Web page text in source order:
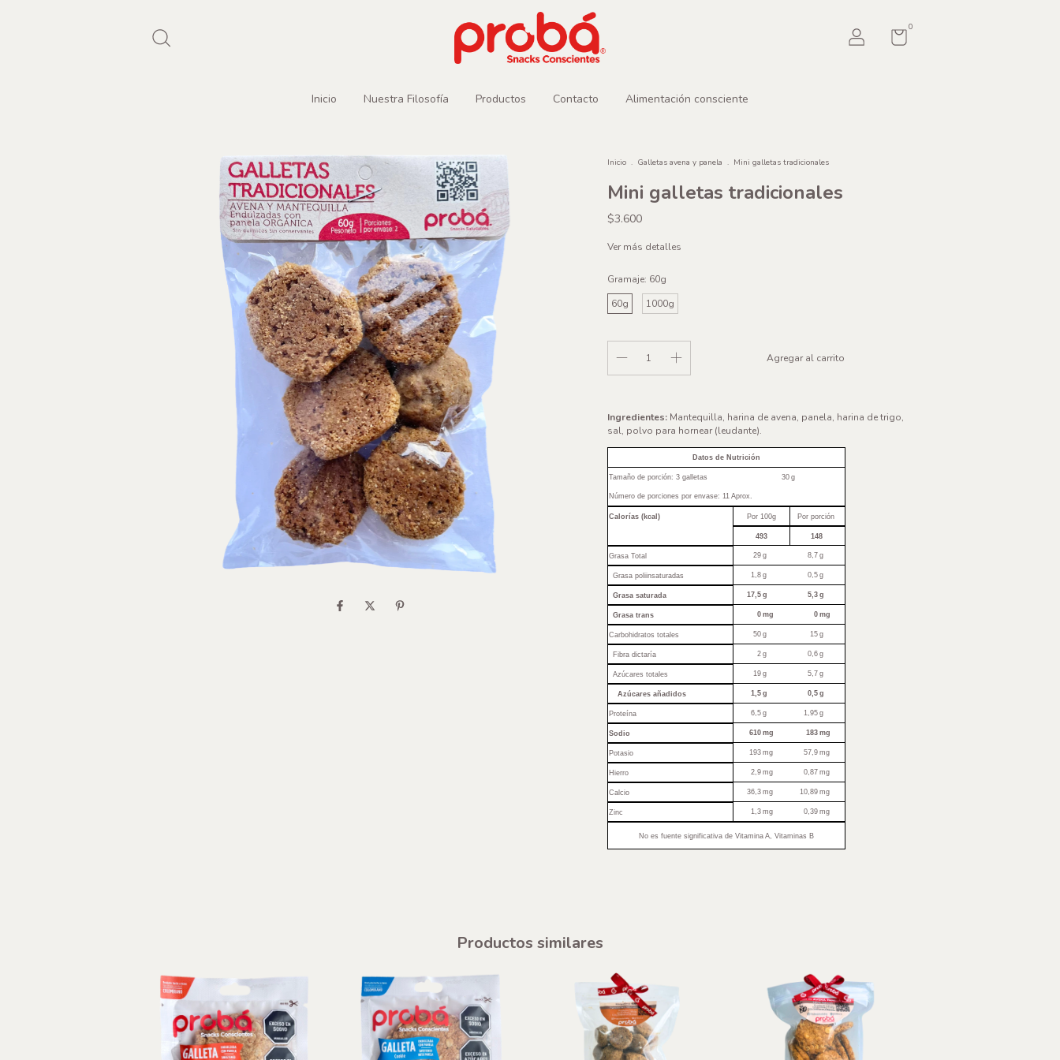
0
Inicio Nuestra Filosofía Productos Contacto Alimentación consciente
Inicio . Galletas avena y panela . Mini galletas tradicionales
Mini galletas tradicionales
$3.600
Ver más detalles
Gramaje: 60g
60g
1000g
Ingredientes: Mantequilla, harina de avena, panela, harina de trigo,
sal, polvo para hornear (leudante).
Datos de Nutrición
Tamaño de porción: 3 galletas 30 g
Número de porciones por envase: 11 Aprox.
Calorías (kcal) Por 100g Por porción
493 148
Grasa Total 29 g 8,7 g
Grasa poliinsaturadas 1,8 g 0,5 g
Grasa saturada 17,5 g 5,3 g
Grasa trans 0 mg 0 mg
Carbohidratos totales 50 g 15 g
Fibra dictaría 2 g 0,6 g
Azúcares totales 19 g 5,7 g
Azúcares añadidos 1,5 g 0,5 g
Proteína 6,5 g 1,95 g
Sodio 610 mg 183 mg
Potasio 193 mg 57,9 mg
Hierro 2,9 mg 0,87 mg
Calcio 36,3 mg 10,89 mg
Zinc 1,3 mg 0,39 mg
No es fuente significativa de Vitamina A, Vitaminas B
Productos similares